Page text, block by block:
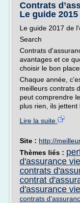
Contrats
Le guide 2015
Le guide 2017 de
Search
Contrats
avantages et ce
choisir le bon
Chaque année,
meilleurs contrats
peut comprendre
plus rien, ils jettent
Lire la suite
Site : http://
Thèmes liés :
d'assurance
contrats
contrat
d'assurance
contrats